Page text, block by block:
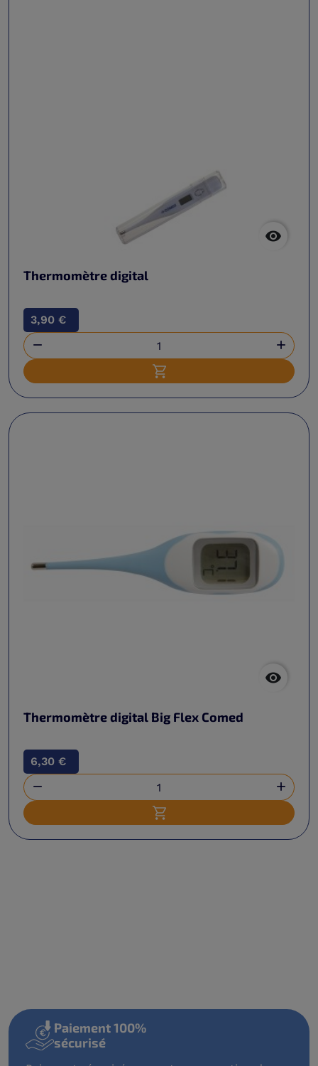

Thermomètre digital
3,90 €
 
Ajouter au panier

Thermomètre digital Big Flex Comed
6,30 €
 
Ajouter au panier
Paiement 100%
sécurisé